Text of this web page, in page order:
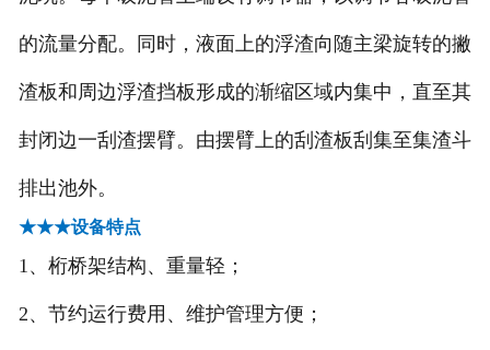
- 沸石转轮+RTO
- 光氧活性炭一体机
- 焊烟净化器
- 活性炭吸附装置
的流量分配。同时，液面上的浮渣向随主梁旋转的撇
渣板和周边浮渣挡板形成的渐缩区域内集中，直至其
封闭边一刮渣摆臂。由摆臂上的刮渣板刮集至集渣斗
排出池外。
★★★设备特点
1、桁桥架结构、重量轻；
2、节约运行费用、维护管理方便；